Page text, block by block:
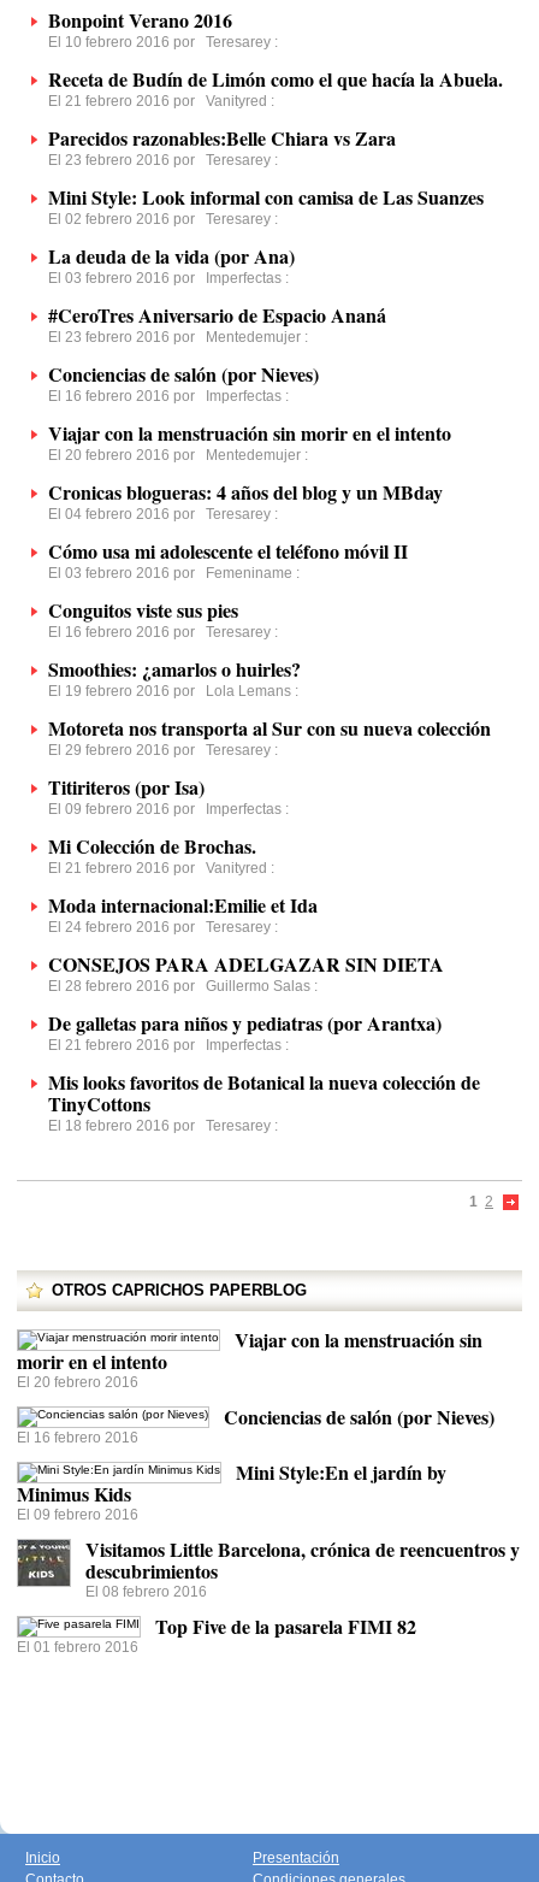
Bonpoint Verano 2016
El 10 febrero 2016 por Teresarey :
Receta de Budín de Limón como el que hacía la Abuela.
El 21 febrero 2016 por Vanityred :
Parecidos razonables:Belle Chiara vs Zara
El 23 febrero 2016 por Teresarey :
Mini Style: Look informal con camisa de Las Suanzes
El 02 febrero 2016 por Teresarey :
La deuda de la vida (por Ana)
El 03 febrero 2016 por Imperfectas :
#CeroTres Aniversario de Espacio Ananá
El 23 febrero 2016 por Mentedemujer :
Conciencias de salón (por Nieves)
El 16 febrero 2016 por Imperfectas :
Viajar con la menstruación sin morir en el intento
El 20 febrero 2016 por Mentedemujer :
Cronicas blogueras: 4 años del blog y un MBday
El 04 febrero 2016 por Teresarey :
Cómo usa mi adolescente el teléfono móvil II
El 03 febrero 2016 por Femeniname :
Conguitos viste sus pies
El 16 febrero 2016 por Teresarey :
Smoothies: ¿amarlos o huirles?
El 19 febrero 2016 por Lola Lemans :
Motoreta nos transporta al Sur con su nueva colección
El 29 febrero 2016 por Teresarey :
Titiriteros (por Isa)
El 09 febrero 2016 por Imperfectas :
Mi Colección de Brochas.
El 21 febrero 2016 por Vanityred :
Moda internacional:Emilie et Ida
El 24 febrero 2016 por Teresarey :
CONSEJOS PARA ADELGAZAR SIN DIETA
El 28 febrero 2016 por Guillermo Salas :
De galletas para niños y pediatras (por Arantxa)
El 21 febrero 2016 por Imperfectas :
Mis looks favoritos de Botanical la nueva colección de
TinyCottons
El 18 febrero 2016 por Teresarey :
1 2
OTROS CAPRICHOS PAPERBLOG
Viajar con la menstruación sin
morir en el intento
El 20 febrero 2016
Conciencias de salón (por Nieves)
El 16 febrero 2016
Mini Style:En el jardín by
Minimus Kids
El 09 febrero 2016
Visitamos Little Barcelona, crónica de reencuentros y
descubrimientos
El 08 febrero 2016
Top Five de la pasarela FIMI 82
El 01 febrero 2016
Inicio
Presentación